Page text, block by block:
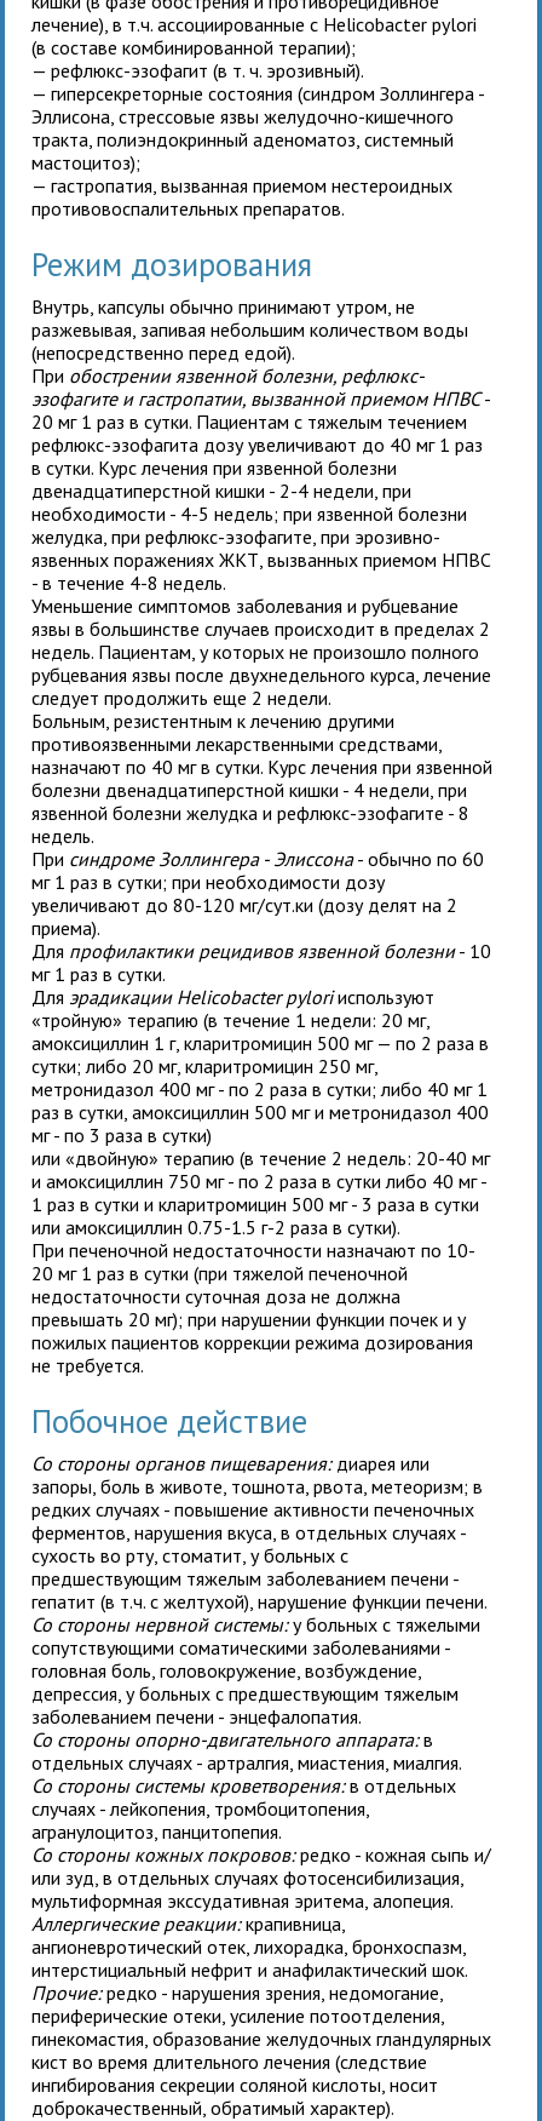
лечение), в т.ч. ассоциированные с Helicobacter pylori
(в составе комбинированной терапии);
— рефлюкс-эзофагит (в т. ч. эрозивный).
— гиперсекреторные состояния (синдром Золлингера -
Эллисона, стрессовые язвы желудочно-кишечного
тракта, полиэндокринный аденоматоз, системный
мастоцитоз);
— гастропатия, вызванная приемом нестероидных
противовоспалительных препаратов.
Режим дозирования
Внутрь, капсулы обычно принимают утром, не
разжевывая, запивая небольшим количеством воды
(непосредственно перед едой).
При обострении язвенной болезни, рефлюкс-
эзофагите и гастропатии, вызванной приемом НПВС-
20 мг 1 раз в сутки. Пациентам с тяжелым течением
рефлюкс-эзофагита дозу увеличивают до 40 мг 1 раз
в сутки. Курс лечения при язвенной болезни
двенадцатиперстной кишки - 2-4 недели, при
необходимости - 4-5 недель; при язвенной болезни
желудка, при рефлюкс-эзофагите, при эрозивно-
язвенных поражениях ЖКТ, вызванных приемом НПВС
- в течение 4-8 недель.
Уменьшение симптомов заболевания и рубцевание
язвы в большинстве случаев происходит в пределах 2
недель. Пациентам, у которых не произошло полного
рубцевания язвы после двухнедельного курса, лечение
следует продолжить еще 2 недели.
Больным, резистентным к лечению другими
противоязвенными лекарственными средствами,
назначают по 40 мг в сутки. Курс лечения при язвенной
болезни двенадцатиперстной кишки - 4 недели, при
язвенной болезни желудка и рефлюкс-эзофагите - 8
недель.
При синдроме Золлингера - Элиссона- обычно по 60
мг 1 раз в сутки; при необходимости дозу
увеличивают до 80-120 мг/сут.ки (дозу делят на 2
приема).
Для профилактики рецидивов язвенной болезни- 10
мг 1 раз в сутки.
Для эрадикации Helicobacter pyloriиспользуют
«тройную» терапию (в течение 1 недели: 20 мг,
амоксициллин 1 г, кларитромицин 500 мг — по 2 раза в
сутки; либо 20 мг, кларитромицин 250 мг,
метронидазол 400 мг - по 2 раза в сутки; либо 40 мг 1
раз в сутки, амоксициллин 500 мг и метронидазол 400
мг - по 3 раза в сутки)
или «двойную» терапию (в течение 2 недель: 20-40 мг
и амоксициллин 750 мг - по 2 раза в сутки либо 40 мг -
1 раз в сутки и кларитромицин 500 мг - 3 раза в сутки
или амоксициллин 0.75-1.5 г-2 раза в сутки).
Припеченочной недостаточности назначают по 10-
20 мг 1 раз в сутки (при тяжелой печеночной
недостаточности суточная доза не должна
превышать 20 мг); принарушении функции почек и у
пожилых пациентов коррекции режима дозирования
не требуется.
Побочное действие
Со стороны органов пищеварения:диарея или
запоры, боль в животе, тошнота, рвота, метеоризм; в
редких случаях - повышение активности печеночных
ферментов, нарушения вкуса, в отдельных случаях -
сухость во рту, стоматит, у больных с
предшествующим тяжелым заболеванием печени -
гепатит (в т.ч. с желтухой), нарушение функции печени.
Со стороны нервной системы:у больных с тяжелыми
сопутствующими соматическими заболеваниями -
головная боль, головокружение, возбуждение,
депрессия, у больных с предшествующим тяжелым
заболеванием печени - энцефалопатия.
Со стороны опорно-двигательного аппарата:в
отдельных случаях - артралгия, миастения, миалгия.
Со стороны системы кроветворения:в отдельных
случаях - лейкопения, тромбоцитопения,
агранулоцитоз, панцитопепия.
Со стороны кожных покровов:редко - кожная сыпь и/
или зуд, в отдельных случаях фотосенсибилизация,
мультиформная экссудативная эритема, алопеция.
Аллергические реакции:крапивница,
ангионевротический отек, лихорадка, бронхоспазм,
интерстициальный нефрит и анафилактический шок.
Прочие:редко - нарушения зрения, недомогание,
периферические отеки, усиление потоотделения,
гинекомастия, образование желудочных гландулярных
кист во время длительного лечения (следствие
ингибирования секреции соляной кислоты, носит
доброкачественный, обратимый характер).